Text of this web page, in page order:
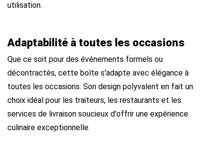
utilisation.
Adaptabilité à toutes les occasions
Que ce soit pour des événements formels ou
décontractés, cette boîte s'adapte avec élégance à
toutes les occasions. Son design polyvalent en fait un
choix idéal pour les traiteurs, les restaurants et les
services de livraison soucieux d'offrir une expérience
culinaire exceptionnelle.